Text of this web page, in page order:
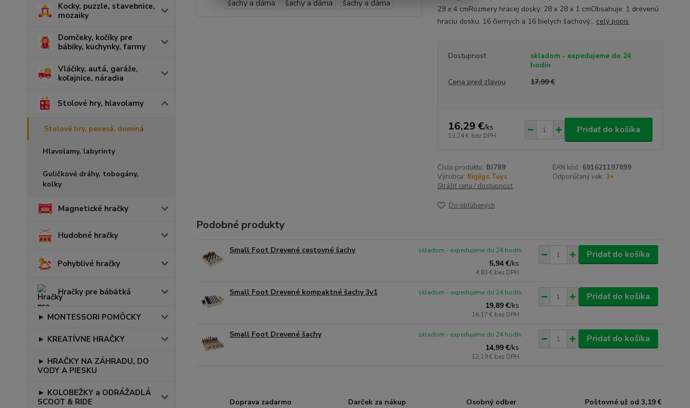
Kocky, puzzle, stavebnice,
mozaiky
Domčeky, kočíky pre
bábiky, kuchynky, farmy
Vláčiky, autá, garáže,
koľajnice, náradia
Stolové hry, hlavolamy
Stolové hry, pexesá, dominá
Hlavolamy, labyrinty
Guličkové dráhy, tobogány,
kolky
Magnetické hračky
Hudobné hračky
Pohyblivé hračky
Hračky pre bábätká
► MONTESSORI POMÔCKY
► KREATÍVNE HRAČKY
► HRAČKY NA ZÁHRADU, DO
VODY A PIESKU
► KOLOBEŽKY a ODRÁŽADLÁ
SCOOT & RIDE
29 x 4 cmRozmery hracej dosky: 28 x 28 x 1 cmObsahuje: 1 drevenú
hraciu dosku, 16 čiernych a 16 bielych šachový... celý popis
Dostupnosť
skladom - expedujeme do 24
hodín
Cena pred zľavou
17,99 €
16,29 €/ks
13,24 € bez DPH
Pridať do košíka
Číslo produktu: BJ789 EAN kód: 691621197899
Výrobca: Bigjigs Toys Odporúčaný vek: 3+
Strážiť cenu / dostupnosť
Do obľúbených
Podobné produkty
Small Foot Drevené cestovné šachy
5,94 €/ks
4,83 € bez DPH
skladom - expedujeme do 24 hodín Pridať do košíka
Small Foot Drevené kompaktné šachy 3v1
19,89 €/ks
16,17 € bez DPH
skladom - expedujeme do 24 hodín Pridať do košíka
Small Foot Drevené šachy
14,99 €/ks
12,19 € bez DPH
skladom - expedujeme do 24 hodín Pridať do košíka
Doprava zadarmo
Darček za nákup
Osobný odber
Poštovné už od 3,19 €